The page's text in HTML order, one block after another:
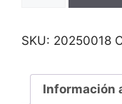
SKU: 20250018
Información